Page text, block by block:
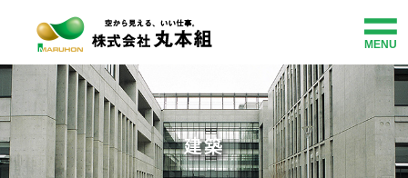
MENU
HOME
事業紹介
建築